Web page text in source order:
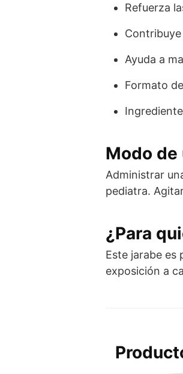
Refuerza
Ayuda a
Formato
Modo de
Administrar
pediatra.
¿Para
Este jarabe es
exposición a